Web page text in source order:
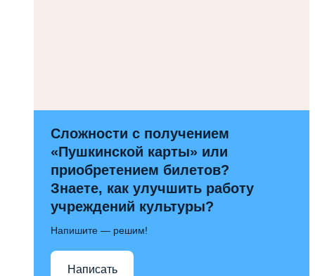
Сложности с получением
«Пушкинской карты» или
приобретением билетов?
Знаете, как улучшить работу
учреждений культуры?
Напишите — решим!
Написать